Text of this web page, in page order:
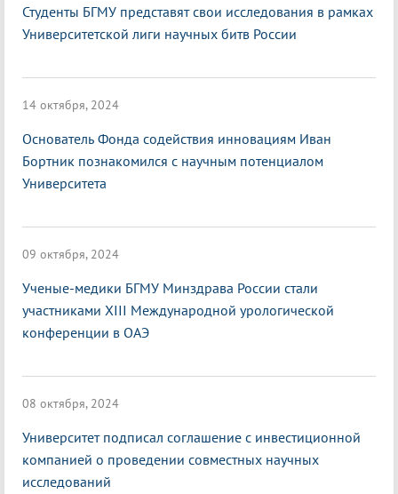
Студенты БГМУ представят свои исследования в рамках
Университетской лиги научных битв России
14 октября, 2024
Основатель Фонда содействия инновациям Иван
Бортник познакомился с научным потенциалом
Университета
09 октября, 2024
Ученые-медики БГМУ Минздрава России стали
участниками XIII Международной урологической
конференции в ОАЭ
08 октября, 2024
Университет подписал соглашение с инвестиционной
компанией о проведении совместных научных
исследований